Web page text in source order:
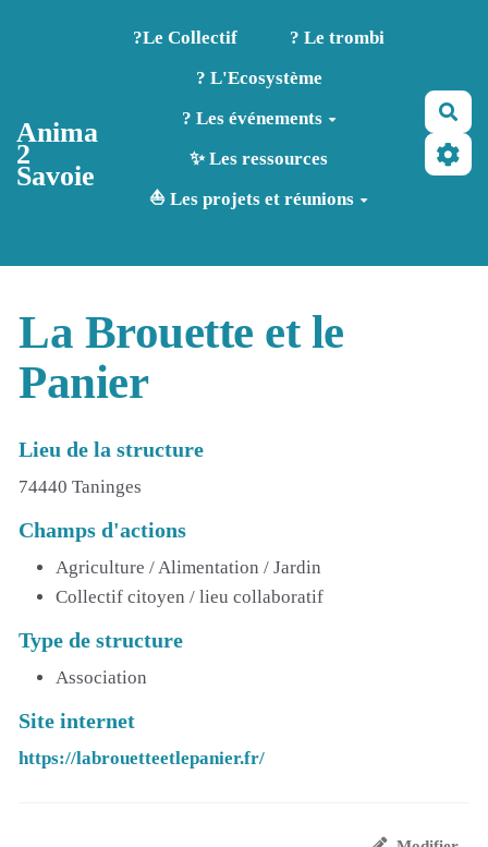
Aller au contenu principal
Anima
2
Savoie
?️Le Collectif
? Le trombi
? L'Ecosystème
? Les événements
✨ Les ressources
⛵ Les projets et réunions
La Brouette et le
Panier
Lieu de la structure
74440 Taninges
Champs d'actions
Agriculture / Alimentation / Jardin
Collectif citoyen / lieu collaboratif
Type de structure
Association
Site internet
https://labrouetteetlepanier.fr/